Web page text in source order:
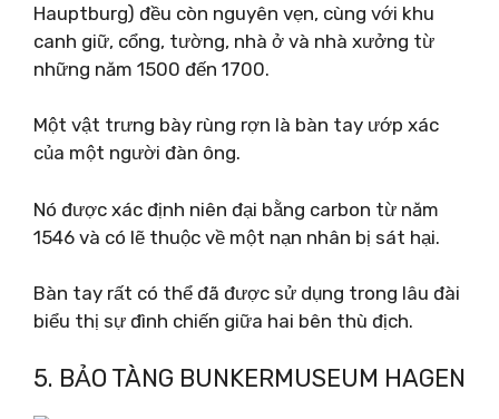
Hauptburg) đều còn nguyên vẹn, cùng với khu
canh giữ, cổng, tường, nhà ở và nhà xưởng từ
những năm 1500 đến 1700.
Một vật trưng bày rùng rợn là bàn tay ướp xác
của một người đàn ông.
Nó được xác định niên đại bằng carbon từ năm
1546 và có lẽ thuộc về một nạn nhân bị sát hại.
Bàn tay rất có thể đã được sử dụng trong lâu đài
biểu thị sự đình chiến giữa hai bên thù địch.
5. BẢO TÀNG BUNKERMUSEUM HAGEN